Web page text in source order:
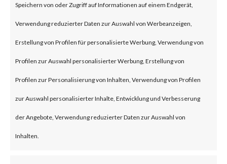
Speichern von oder Zugriff auf Informationen auf einem Endgerät,
Verwendung reduzierter Daten zur Auswahl von Werbeanzeigen,
Erstellung von Profilen für personalisierte Werbung, Verwendung von
Profilen zur Auswahl personalisierter Werbung, Erstellung von
Profilen zur Personalisierung von Inhalten, Verwendung von Profilen
zur Auswahl personalisierter Inhalte, Entwicklung und Verbesserung
der Angebote, Verwendung reduzierter Daten zur Auswahl von
Inhalten.
published by JumpCloud, an
unnamed nation-state threat
actor compromised the
company’s systems through a
spear-phishing attack in late
June 2023. While the details of
the attack were not released,
the attack was allegedly